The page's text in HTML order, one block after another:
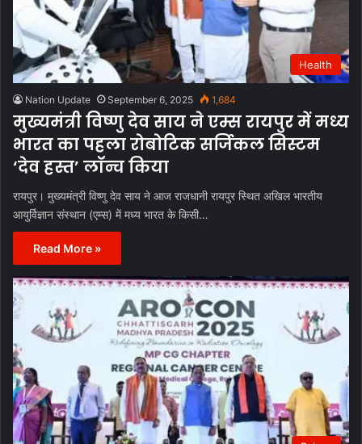
Health
Nation Update September 6, 2025 1,684
मुख्यमंत्री विष्णु देव साय ने एम्स रायपुर में मध्य
भारत का पहला रोबोटिक सर्जिकल सिस्टम
‘देव हस्त’ लॉन्च किया
रायपुर। मुख्यमंत्री विष्णु देव साय ने आज राजधानी रायपुर स्थित अखिल भारतीय
आयुर्विज्ञान संस्थान (एम्स) में मध्य भारत के किसी…
Read More »